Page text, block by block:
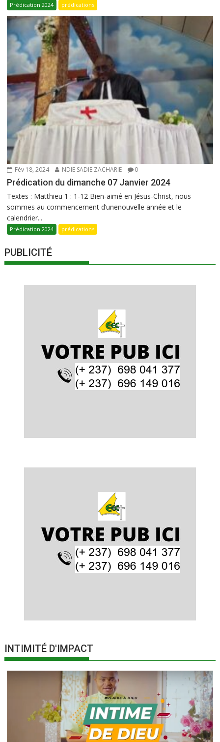
Prédication 2024 prédications
Fév 18, 2024 NDIE SADIE ZACHARIE 0
Prédication du dimanche 07 Janvier 2024
Textes : Matthieu 1 : 1-12 Bien-aimé en Jésus-Christ, nous
sommes au commencement d’unenouvelle année et le
calendrier...
Prédication 2024 prédications
PUBLICITÉ
INTIMITÉ D'IMPACT